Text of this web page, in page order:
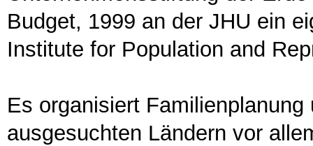
Budget, 1999 an der JHU ein
Institute for Population and
Es organisiert Familienplanung
ausgesuchten Ländern vor